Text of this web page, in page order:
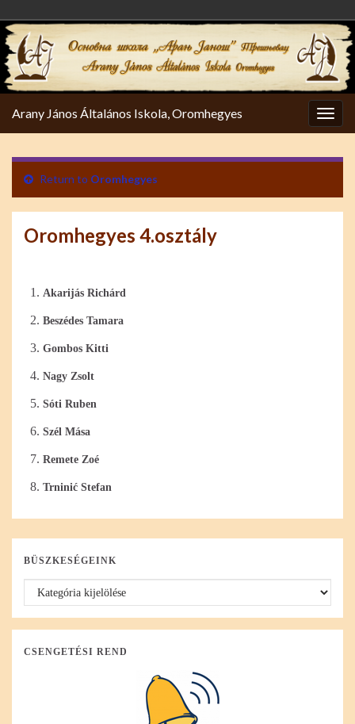
Arany János Általános Iskola, Oromhegyes
Return to Oromhegyes
Oromhegyes 4.osztály
Akarijás Richárd
Beszédes Tamara
Gombos Kitti
Nagy Zsolt
Sóti Ruben
Szél Mása
Remete Zoé
Trninić Stefan
BÜSZKESÉGEINK
Büszkeségeink
CSENGETÉSI REND